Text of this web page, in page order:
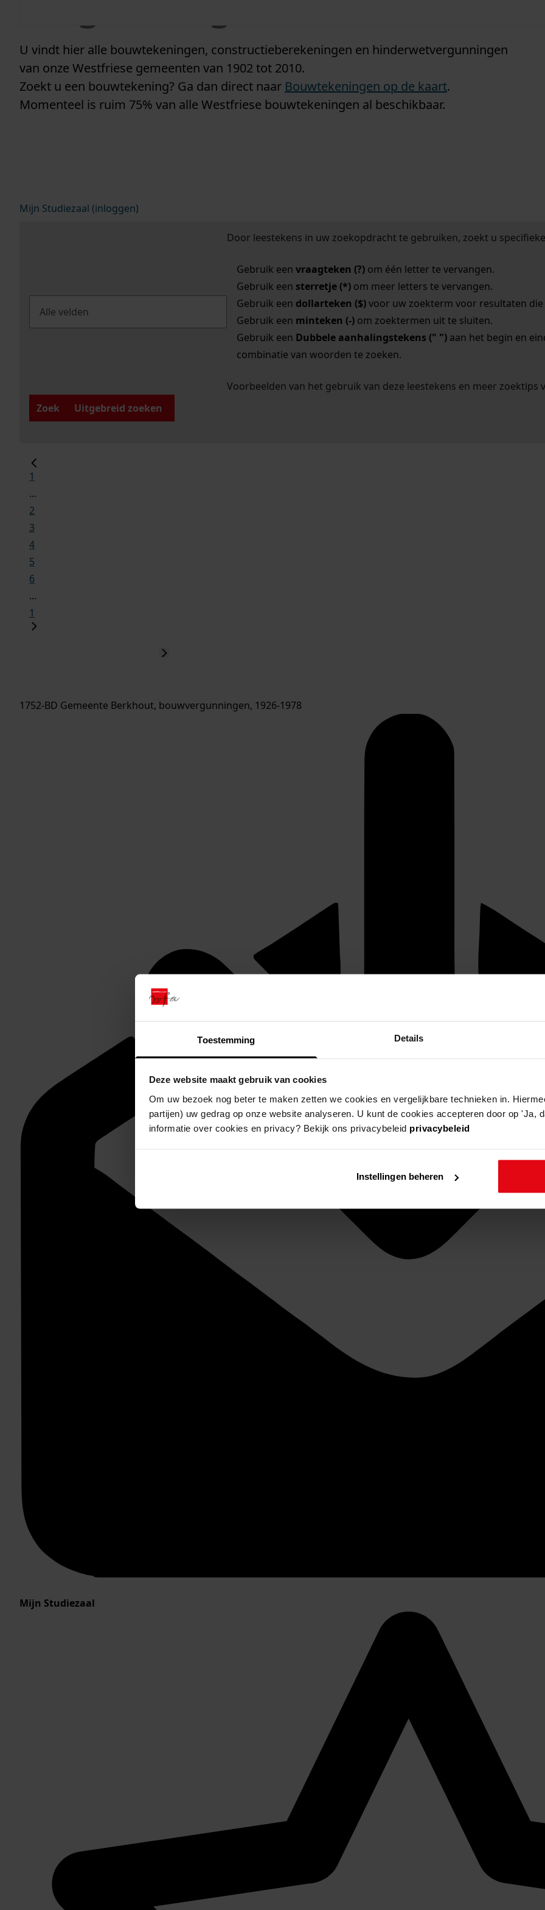
Toestemming Details
Deze website maakt gebruik van cookies
Om uw bezoek nog beter te maken zetten we cookies en vergelijkbare technieken in.
partijen) uw gedrag op onze website analyseren. U kunt de cookies accepteren door op 'Ja,
informatie over cookies en privacy? Bekijk ons privacybeleid privacybeleid
Instellingen beheren
U vindt hier alle bouwtekeningen, constructieberekeningen en hinderwetvergunningen
van onze Westfriese gemeenten van 1902 tot 2010.
Zoekt u een bouwtekening? Ga dan direct naar Bouwtekeningen op de kaart.
Momenteel is ruim 75% van alle Westfriese bouwtekeningen al beschikbaar.
Mijn Studiezaal (inloggen)
Door leestekens in uw zoekopdracht te gebruiken, zoekt u
Gebruik een vraagteken (?)om één letter te vervangen.
Gebruik een sterretje (*)om meer letters te vervangen.
Gebruik een dollarteken ($)voor uw zoekterm voor resultaten die
Gebruik een minteken (-)om zoektermen uit te sluiten.
Gebruik een Dubbele aanhalingstekens (" ")aan het begin en
combinatie van woorden te zoeken.
Voorbeelden van het gebruik van deze leestekens en meer zoektips
Zoek
Uitgebreid zoeken
1
...
2
3
4
5
6
...
1
1752-BD Gemeente Berkhout, bouwvergunningen, 1926-1978
Mijn Studiezaal